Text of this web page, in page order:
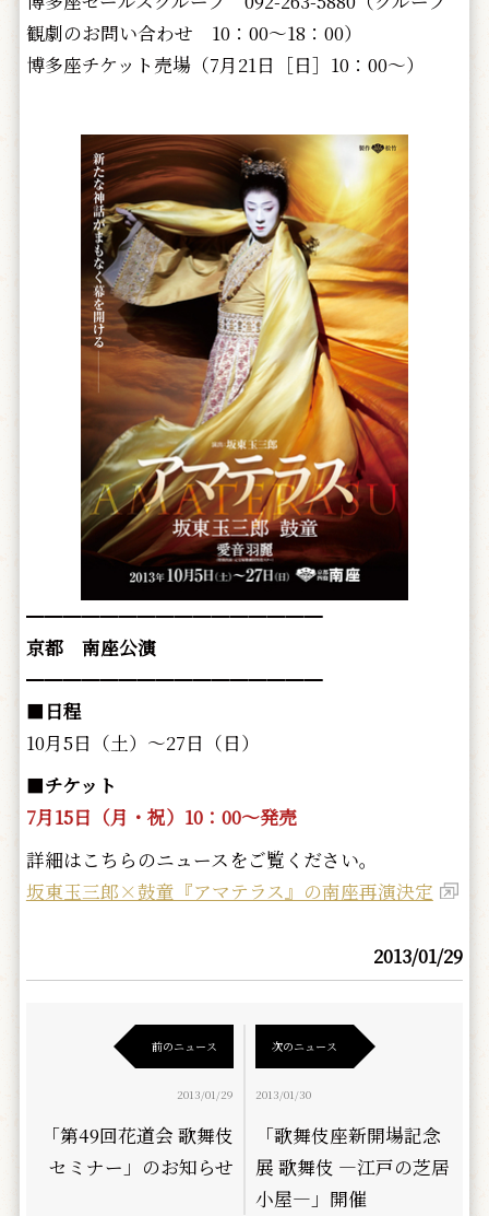
観劇のお問い合わせ 10：00～18：00）
博多座チケット売場（7月21日［日］10：00～）
━━━━━━━━━━━━━━━━
京都 南座公演
━━━━━━━━━━━━━━━━
■ 日程
10月5日（土）～27日（日）
■チケット
7月15日（月・祝）10：00～発売
詳細はこちらのニュースをご覧ください。
坂東玉三郎×鼓童『アマテラス』の南座再演決定
2013/01/29
前のニュース
2013/01/29
「第49回花道会 歌舞伎
セミナー」のお知らせ
次のニュース
2013/01/30
「歌舞伎座新開場記念
展 歌舞伎 ―江戸の芝居
小屋―」開催